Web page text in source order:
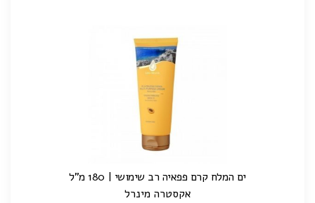
ים המלח קרם פפאיה רב שימושי | 180 מ"ל
אקסטרה מינרל